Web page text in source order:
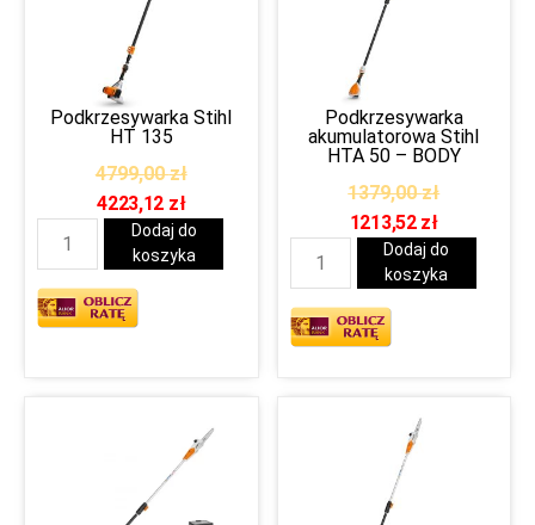
Podkrzesywarka Stihl
HT 135
4799,00zł
4223,12 zł
Dodaj do
koszyka
Podkrzesywarka
akumulatorowa Stihl
HTA 50 – BODY
1379,00zł
1213,52 zł
Dodaj do
koszyka